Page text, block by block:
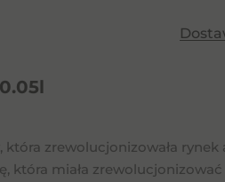
zrewolucjonizowała
która miała